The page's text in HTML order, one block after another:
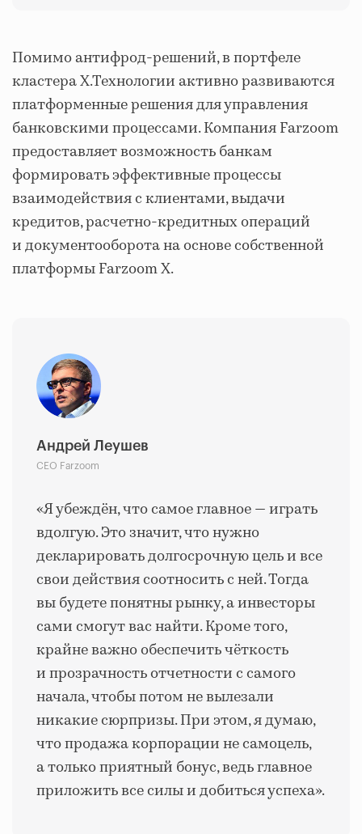
Помимо антифрод-решений, в портфеле
кластера Х.Технологии активно развиваются
платформенные решения для управления
банковскими процессами. Компания Farzoom
предоставляет возможность банкам
формировать эффективные процессы
взаимодействия с клиентами, выдачи
кредитов, расчетно-кредитных операций
и документооборота на основе собственной
платформы Farzoom X.
Андрей Леушев
СЕО Farzoom
«Я убеждён, что самое главное — играть
вдолгую. Это значит, что нужно
декларировать долгосрочную цель и все
свои действия соотносить с ней. Тогда
вы будете понятны рынку, а инвесторы
сами смогут вас найти. Кроме того,
крайне важно обеспечить чёткость
и прозрачность отчетности с самого
начала, чтобы потом не вылезали
никакие сюрпризы. При этом, я думаю,
что продажа корпорации не самоцель,
а только приятный бонус, ведь главное
приложить все силы и добиться успеха».